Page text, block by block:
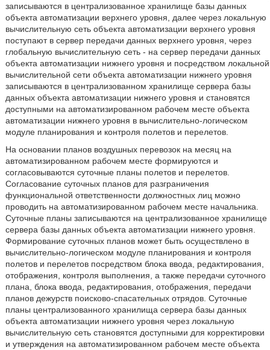
записываются в централизованное хранилище базы данных
объекта автоматизации верхнего уровня, далее через локальную
вычислительную сеть объекта автоматизации верхнего уровня
поступают в сервер передачи данных верхнего уровня, через
глобальную вычислительную сеть - на сервер передачи данных
объекта автоматизации нижнего уровня и посредством локальной
вычислительной сети объекта автоматизации нижнего уровня
записываются в централизованном хранилище сервера базы
данных объекта автоматизации нижнего уровня и становятся
доступными на автоматизированном рабочем месте объекта
автоматизации нижнего уровня в вычислительно-логическом
модуле планирования и контроля полетов и перелетов.
На основании планов воздушных перевозок на месяц на
автоматизированном рабочем месте формируются и
согласовываются суточные планы полетов и перелетов.
Согласование суточных планов для разграничения
функциональной ответственности должностных лиц можно
проводить на автоматизированном рабочем месте начальника.
Суточные планы записываются на централизованное хранилище
сервера базы данных объекта автоматизации нижнего уровня.
Формирование суточных планов может быть осуществлено в
вычислительно-логическом модуле планирования и контроля
полетов и перелетов посредством блока ввода, редактирования,
отображения, контроля выполнения, а также передачи суточного
плана, блока ввода, редактирования, отображения, передачи
планов дежурств поисково-спасательных отрядов. Суточные
планы централизованного хранилища сервера базы данных
объекта автоматизации нижнего уровня через локальную
вычислительную сеть становятся доступными для корректировки
и утверждения на автоматизированном рабочем месте объекта